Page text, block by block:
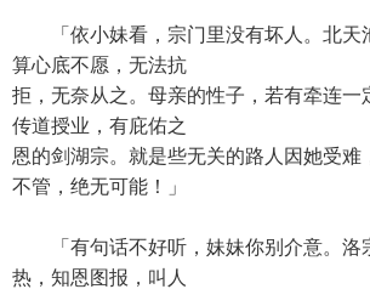
「依小妹看，宗门里没有坏人。北天
算心底不愿，无法抗
拒，无奈从之。母亲的性子，若有牵连一
传道授业，有庇佑之
恩的剑湖宗。就是些无关的路人因她受难
不管，绝无可能！」
「有句话不好听，妹妹你别介意。洛
热，知恩图报，叫人